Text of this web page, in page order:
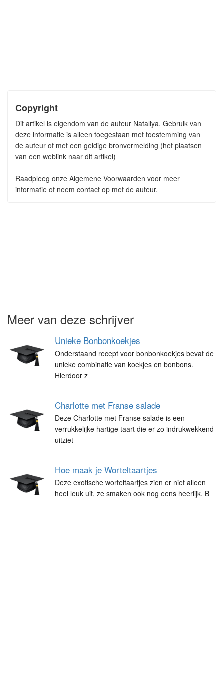
Copyright
Dit artikel is eigendom van de auteur Nataliya. Gebruik van
deze informatie is alleen toegestaan met toestemming van
de auteur of met een geldige bronvermelding (het plaatsen
van een weblink naar dit artikel)
Raadpleeg onze Algemene Voorwaarden voor meer
informatie of neem contact op met de auteur.
Meer van deze schrijver
Unieke Bonbonkoekjes
Onderstaand recept voor bonbonkoekjes bevat de
unieke combinatie van koekjes en bonbons.
Hierdoor z
Charlotte met Franse salade
Deze Charlotte met Franse salade is een
verrukkelijke hartige taart die er zo indrukwekkend
uitziet
Hoe maak je Worteltaartjes
Deze exotische worteltaartjes zien er niet alleen
heel leuk uit, ze smaken ook nog eens heerlijk. B